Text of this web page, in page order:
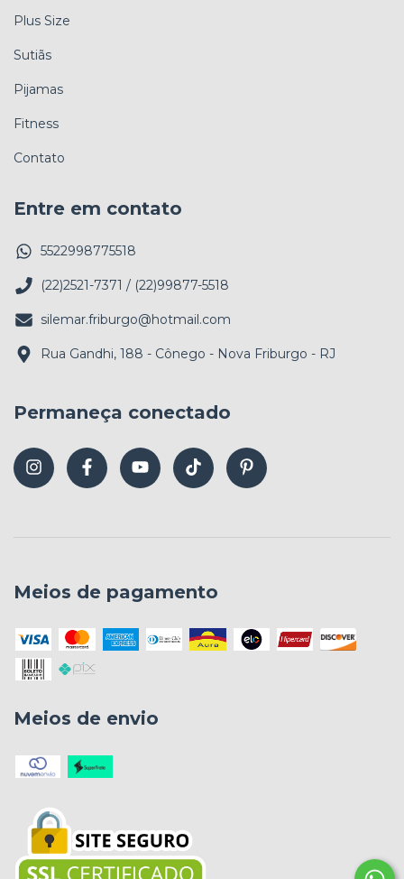
Plus Size
Sutiãs
Pijamas
Fitness
Contato
Entre em contato
5522998775518
(22)2521-7371 / (22)99877-5518
silemar.friburgo@hotmail.com
Rua Gandhi, 188 - Cônego - Nova Friburgo - RJ
Permaneça conectado
Meios de pagamento
Meios de envio